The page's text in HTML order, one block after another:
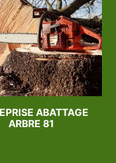
ABATTAGE
ARBRE 81